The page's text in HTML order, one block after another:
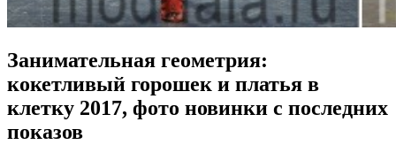
Занимательная геометрия:
кокетливый горошек и платья в
клетку 2017, фото новинки с последних
показов